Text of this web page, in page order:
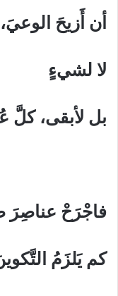
أن أَزيحَ
لا لشيءٍ
بل لأبقى،
فاجْرَحْ عناصِرَ
كم يَلزَمُ